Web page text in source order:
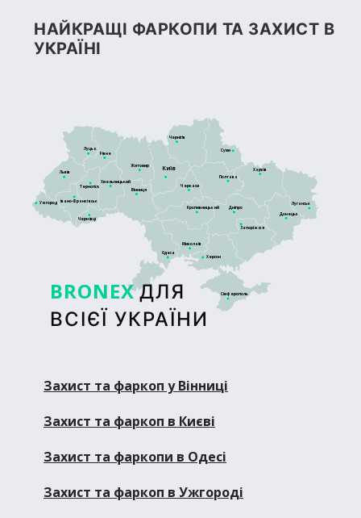
НАЙКРАЩІ ФАРКОПИ ТА ЗАХИСТ В
УКРАЇНІ
BRONEX ДЛЯ
ВСІЄЇ УКРАЇНИ
Сімферополь
Луцьк
Київ
Житомир
Тернопіль
Рівне
Львів
Дніпро
Кропивницький
Харків
Полтава
Черкаси
Суми
Чернігів
Запоріжжя
Херсон
Донецьк
Луганськ
Ужгород
Чернівці
Вінниця
Хмельницький
Івано-Франківськ
Миколаїв
Одеса
Захист та фаркоп у Вінниці
Захист та фаркоп в Києві
Захист та фаркопи в Одесі
Захист та фаркоп в Ужгороді